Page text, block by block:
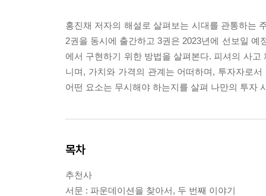
홍진채 저자의 해설로 살펴보는 시대를 관통하는
2권을 동시에 출간하고 3권은 2023년에 선보일
에서 구현하기 위한 방법을 살펴본다. 피셔의 사
니며, 가치와 가격의 관계는 어떠하며, 투자자로
어떤 요소는 무시해야 하는지를 살펴 나만의 투자
목차
추천사
서문 : 파운데이션을 찾아서, 두 번째 이야기